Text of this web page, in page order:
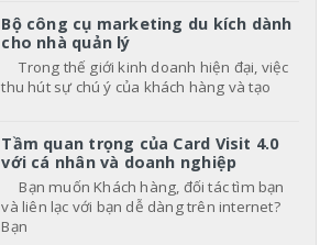
Bộ công cụ marketing du kích dành
cho nhà quản lý
Trong thế giới kinh doanh hiện đại, việc
thu hút sự chú ý của khách hàng và tạo
Tầm quan trọng của Card Visit 4.0
với cá nhân và doanh nghiệp
Bạn muốn Khách hàng, đối tác tìm bạn
và liên lạc với bạn dễ dàng trên internet?
Bạn